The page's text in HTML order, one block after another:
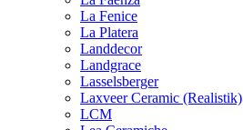
La Fenice
La Platera
Landdecor
Landgrace
Lasselsberger
Laxveer Ceramic (Realistik)
LCM